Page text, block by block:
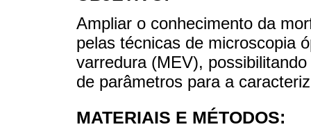
Ampliar o conhecimento da
pelas técnicas de microscopia
varredura (MEV),
de parâmetros para a
MATERIAIS E MÉTODOS: